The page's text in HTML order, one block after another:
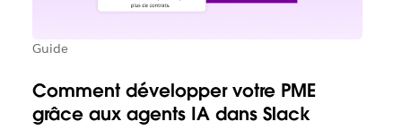
Guide
Comment développer votre PME
grâce aux agents IA dans Slack